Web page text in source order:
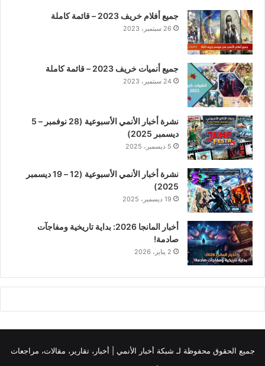
جميع أفلام خريف 2023 – قائمة كاملة
26 سبتمبر، 2023
جميع أنميات خريف 2023 – قائمة كاملة
24 سبتمبر، 2023
نشرة أخبار الأنمي الأسبوعية (28 نوفمبر – 5
ديسمبر 2025)
5 ديسمبر، 2025
نشرة أخبار الأنمي الأسبوعية (12 – 19 ديسمبر
2025)
19 ديسمبر، 2025
أخبار المانجا 2026: بداية تاريخية ومفاجآت
صادمة!
2 يناير، 2026
جميع الحقوق محفوظة لـ شبكة أخبار الأنمي | أخبار، تقارير، مقالات، مراجعات